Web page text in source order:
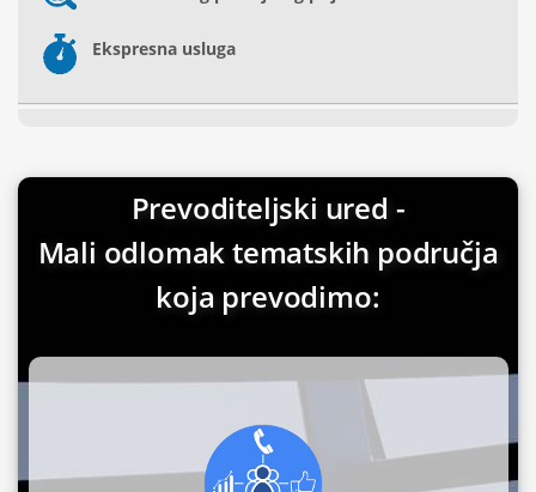
Ekspresna usluga
Prevoditeljski ured -
Mali odlomak tematskih područja
koja prevodimo: